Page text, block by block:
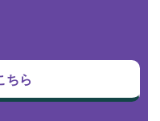
ちら